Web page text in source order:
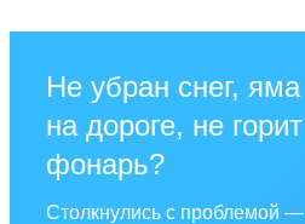
Не убран снег, яма
на дороге, не горит
фонарь?
Столкнулись с проблемой —